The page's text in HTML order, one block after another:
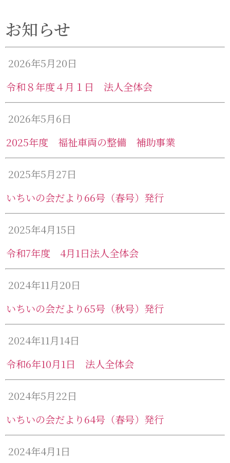
お知らせ
2026年5月20日
令和８年度４月１日 法人全体会
2026年5月6日
2025年度 福祉車両の整備 補助事業
2025年5月27日
いちいの会だより66号（春号）発行
2025年4月15日
令和7年度 4月1日法人全体会
2024年11月20日
いちいの会だより65号（秋号）発行
2024年11月14日
令和6年10月1日 法人全体会
2024年5月22日
いちいの会だより64号（春号）発行
2024年4月1日